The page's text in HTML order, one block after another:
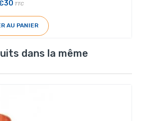
TTC
AU PANIER
dans la même